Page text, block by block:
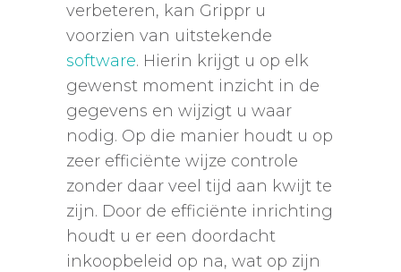
verbeteren, kan Grippr u
voorzien van uitstekende
software. Hierin krijgt u op elk
gewenst moment inzicht in de
gegevens en wijzigt u waar
nodig. Op die manier houdt u op
zeer efficiënte wijze controle
zonder daar veel tijd aan kwijt te
zijn. Door de efficiënte inrichting
houdt u er een doordacht
inkoopbeleid op na, wat op zijn